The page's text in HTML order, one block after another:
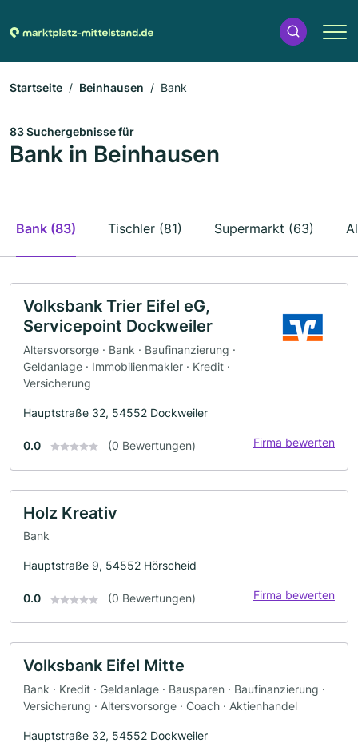
Startseite Beinhausen Bank
83 Suchergebnisse für
Bank in Beinhausen
Bank (83) Tischler (81) Supermarkt (63)
Volksbank Trier Eifel eG,
Servicepoint Dockweiler
Altersvorsorge · Bank · Baufinanzierung ·
Geldanlage · Immobilienmakler · Kredit ·
Versicherung
Hauptstraße 32, 54552 Dockweiler
0.0 (0 Bewertungen) Firma bewerten
Holz Kreativ
Bank
Hauptstraße 9, 54552 Hörscheid
0.0 (0 Bewertungen) Firma bewerten
Volksbank Eifel Mitte
Bank · Kredit · Geldanlage · Bausparen · Baufinanzierung ·
Versicherung · Altersvorsorge · Coach · Aktienhandel
Hauptstraße 32, 54552 Dockweiler